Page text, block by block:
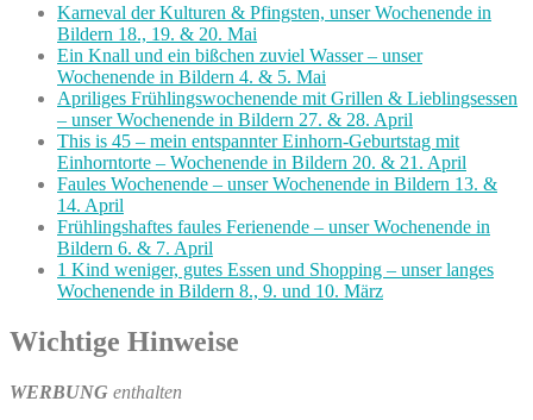
Karneval der Kulturen & Pfingsten, unser Wochenende in
Bildern 18., 19. & 20. Mai
Ein Knall und ein bißchen zuviel Wasser – unser
Wochenende in Bildern 4. & 5. Mai
Apriliges Frühlingswochenende mit Grillen & Lieblingsessen
– unser Wochenende in Bildern 27. & 28. April
This is 45 – mein entspannter Einhorn-Geburtstag mit
Einhorntorte – Wochenende in Bildern 20. & 21. April
Faules Wochenende – unser Wochenende in Bildern 13. &
14. April
Frühlingshaftes faules Ferienende – unser Wochenende in
Bildern 6. & 7. April
1 Kind weniger, gutes Essen und Shopping – unser langes
Wochenende in Bildern 8., 9. und 10. März
Wichtige Hinweise
WERBUNG enthalten